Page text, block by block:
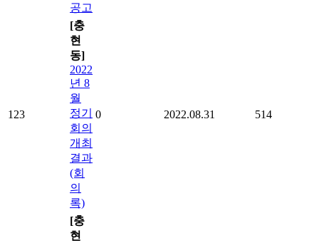
공고
123
[충
현
동]
2022
년 8
월
정기
회의
개최
결과
(회
의
록)
0 2022.08.31 514
[충
현